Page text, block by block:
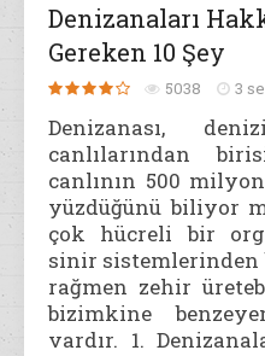
Denizanaları
Gereken 10 Şey
5038 3
Denizanası,
canlılarından
canlının 500
yüzdüğünü biliyor
çok hücreli bir
sinir sistemlerinden
rağmen zehir
bizimkine
vardır. 1.